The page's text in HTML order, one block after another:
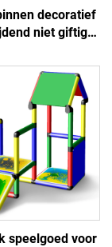
decoratief
niet giftig
trap vloer mat
speelgoed voor
kinderen
speelgoed voor